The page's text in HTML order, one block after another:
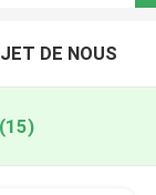
DE NOUS
(15)